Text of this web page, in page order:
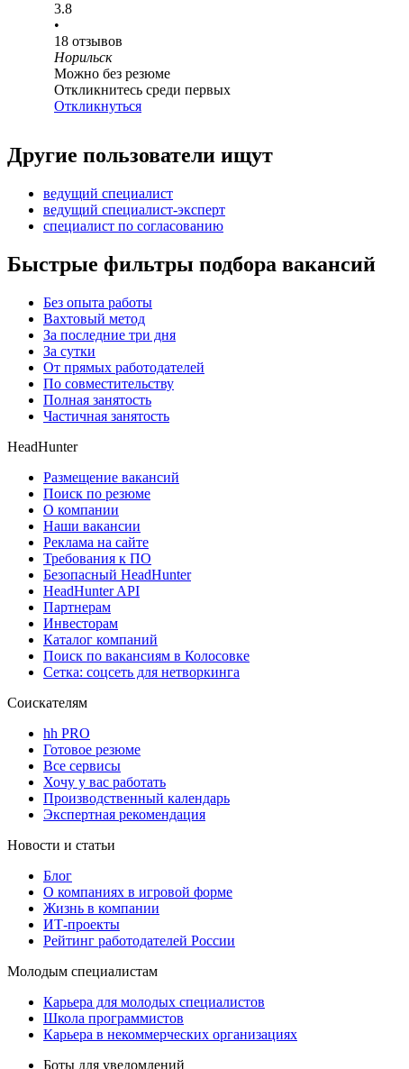
3.8
•
18 отзывов
Норильск
Можно без резюме
Откликнитесь среди первых
Откликнуться
Другие пользователи ищут
ведущий специалист
ведущий специалист-эксперт
специалист по согласованию
Быстрые фильтры подбора вакансий
Без опыта работы
Вахтовый метод
За последние три дня
За сутки
От прямых работодателей
По совместительству
Полная занятость
Частичная занятость
HeadHunter
Размещение вакансий
Поиск по резюме
О компании
Наши вакансии
Реклама на сайте
Требования к ПО
Безопасный HeadHunter
HeadHunter API
Партнерам
Инвесторам
Каталог компаний
Поиск по вакансиям в Колосовке
Сетка: соцсеть для нетворкинга
Соискателям
hh PRO
Готовое резюме
Все сервисы
Хочу у вас работать
Производственный календарь
Экспертная рекомендация
Новости и статьи
Блог
О компаниях в игровой форме
Жизнь в компании
ИТ-проекты
Рейтинг работодателей России
Молодым специалистам
Карьера для молодых специалистов
Школа программистов
Карьера в некоммерческих организациях
Боты для уведомлений